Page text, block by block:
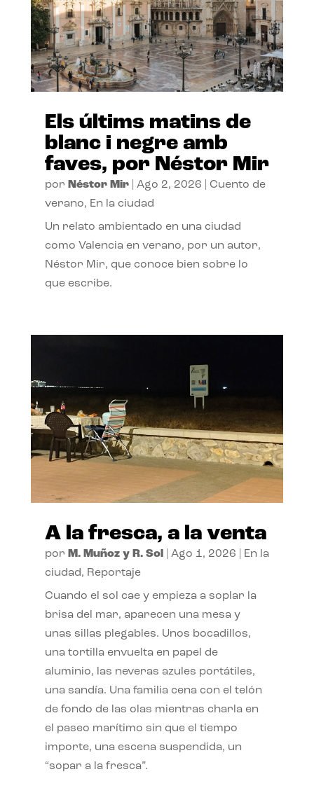
Els últims matins de
blanc i negre amb
faves, por Néstor Mir
por Néstor Mir| Ago 2, 2026
Cuento de
verano, En la ciudad
Un relato ambientado en una ciudad
como Valencia en verano, por un autor,
Néstor Mir, que conoce bien sobre lo
que escribe.
A la fresca, a la venta
por M. Muñoz y R. Sol| Ago 1, 2026
En la
ciudad, Reportaje
Cuando el sol cae y empieza a soplar la
brisa del mar, aparecen una mesa y
unas sillas plegables. Unos bocadillos,
una tortilla envuelta en papel de
aluminio, las neveras azules portátiles,
una sandía. Una familia cena con el telón
de fondo de las olas mientras charla en
el paseo marítimo sin que el tiempo
importe, una escena suspendida, un
“sopar a la fresca”.